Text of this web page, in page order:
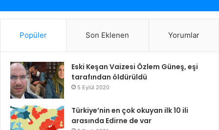
Popüler Son Eklenen Yorumlar
Eski Keşan Vaizesi Özlem Güneş, eşi
tarafından öldürüldü
5 Eylül 2020
Türkiye’nin en çok okuyan ilk 10 ili
arasında Edirne de var